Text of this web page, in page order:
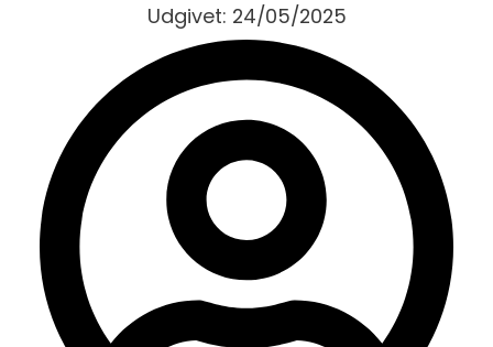
Udgivet: 24/05/2025